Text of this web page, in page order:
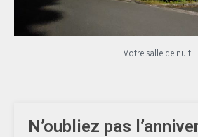
Votre salle de nuit
N’oubliez pas